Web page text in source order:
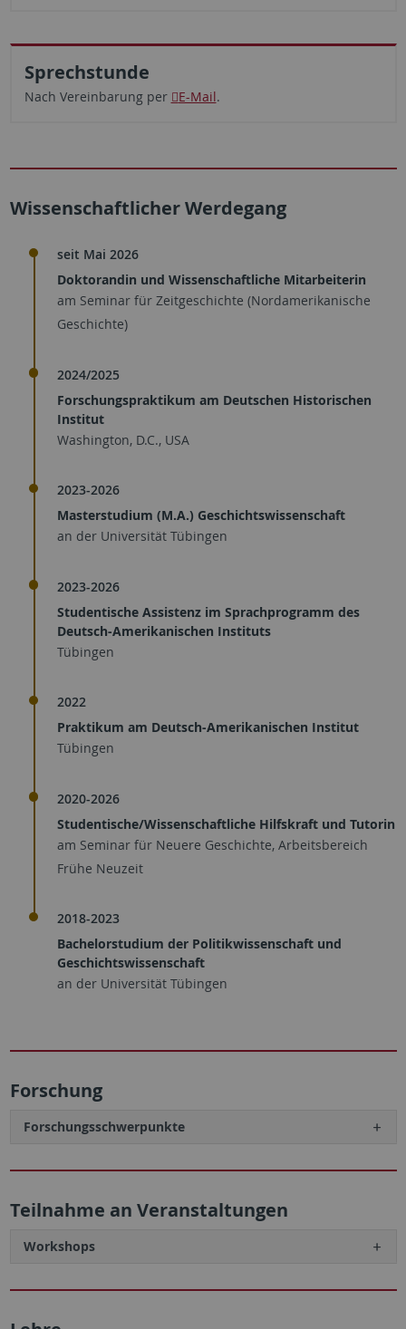
Sprechstunde
Nach Vereinbarung per E-Mail.
Wissenschaftlicher Werdegang
seit Mai 2026
Doktorandin und Wissenschaftliche Mitarbeiterin
am Seminar für Zeitgeschichte (Nordamerikanische
Geschichte)
2024/2025
Forschungspraktikum am Deutschen Historischen
Institut
Washington, D.C., USA
2023-2026
Masterstudium (M.A.) Geschichtswissenschaft
an der Universität Tübingen
2023-2026
Studentische Assistenz im Sprachprogramm des
Deutsch-Amerikanischen Instituts
Tübingen
2022
Praktikum am Deutsch-Amerikanischen Institut
Tübingen
2020-2026
Studentische/Wissenschaftliche Hilfskraft und Tutorin
am Seminar für Neuere Geschichte, Arbeitsbereich
Frühe Neuzeit
2018-2023
Bachelorstudium der Politikwissenschaft und
Geschichtswissenschaft
an der Universität Tübingen
Forschung
Forschungsschwerpunkte
Teilnahme an Veranstaltungen
Workshops